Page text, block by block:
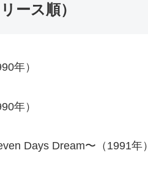
ース順）
年）
年）
Days Dream〜（1991年）